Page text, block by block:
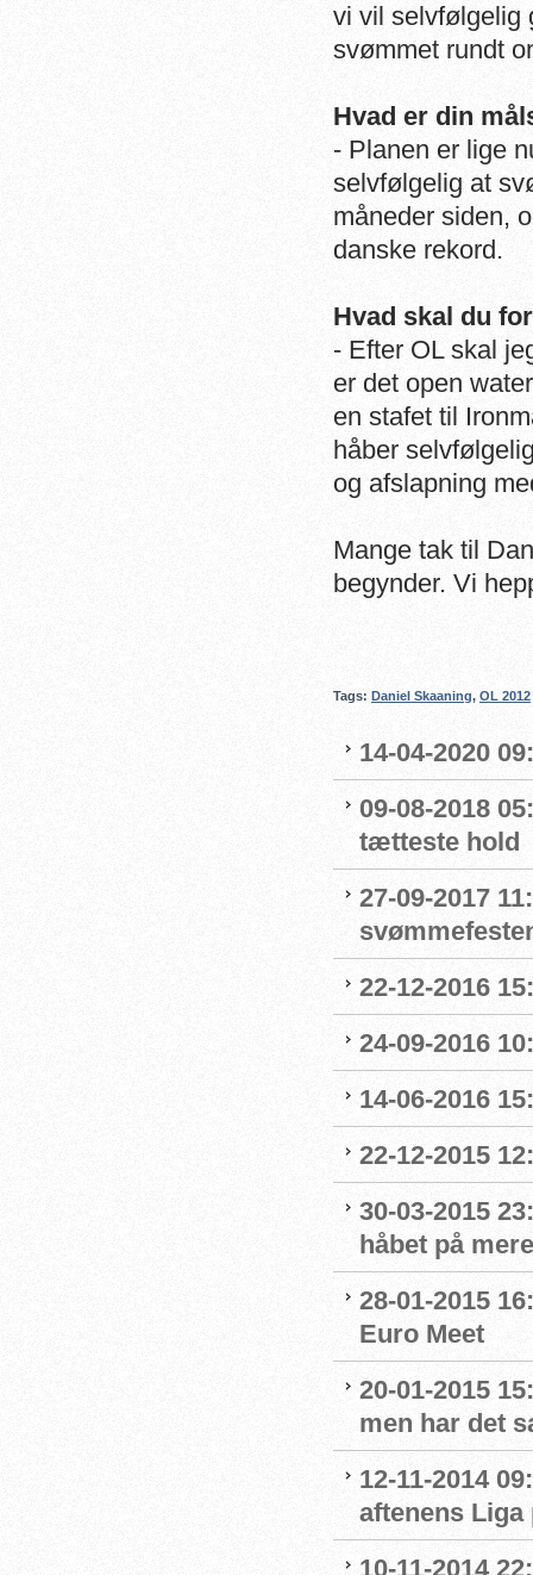
vi vil selvfølgelig
svømmet rundt
Hvad er din
- Planen er lige
selvfølgelig at
måneder siden,
danske rekord.
Hvad skal du
- Efter OL skal
er det open
en stafet til
håber
og afslapning
Mange tak til
begynder. Vi
Tags: Daniel Skaaning, OL 2012
14-04-2020
09-08-2018
tætteste hold
27-09-2017
22-12-2016
24-09-2016
14-06-2016
22-12-2015
30-03-2015
håbet på mere
28-01-2015
Euro Meet
20-01-2015
men har det
12-11-2014
aftenens Liga
10-11-2014